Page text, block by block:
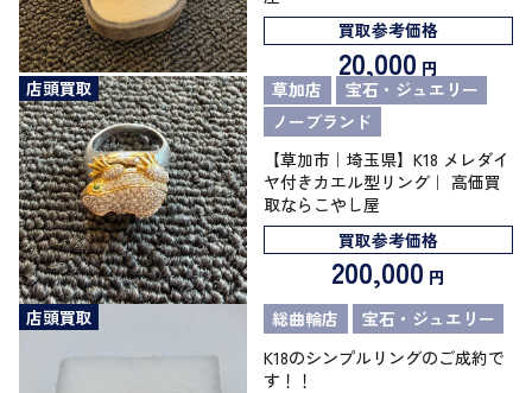
買取参考価格
20,000 円
店頭買取
草加店
宝石・ジュエリー
ノーブランド
【草加市｜埼玉県】K18 メレダイ
ヤ付きカエル型リング｜ 高価買
取ならこやし屋
買取参考価格
200,000 円
店頭買取
総曲輪店
宝石・ジュエリー
K18のシンプルリングのご成約で
す！！